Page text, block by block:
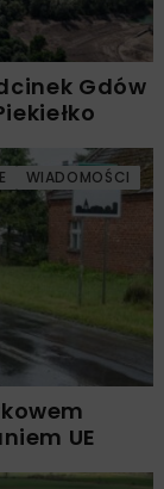
Gdów
WIADOMOŚCI
UE